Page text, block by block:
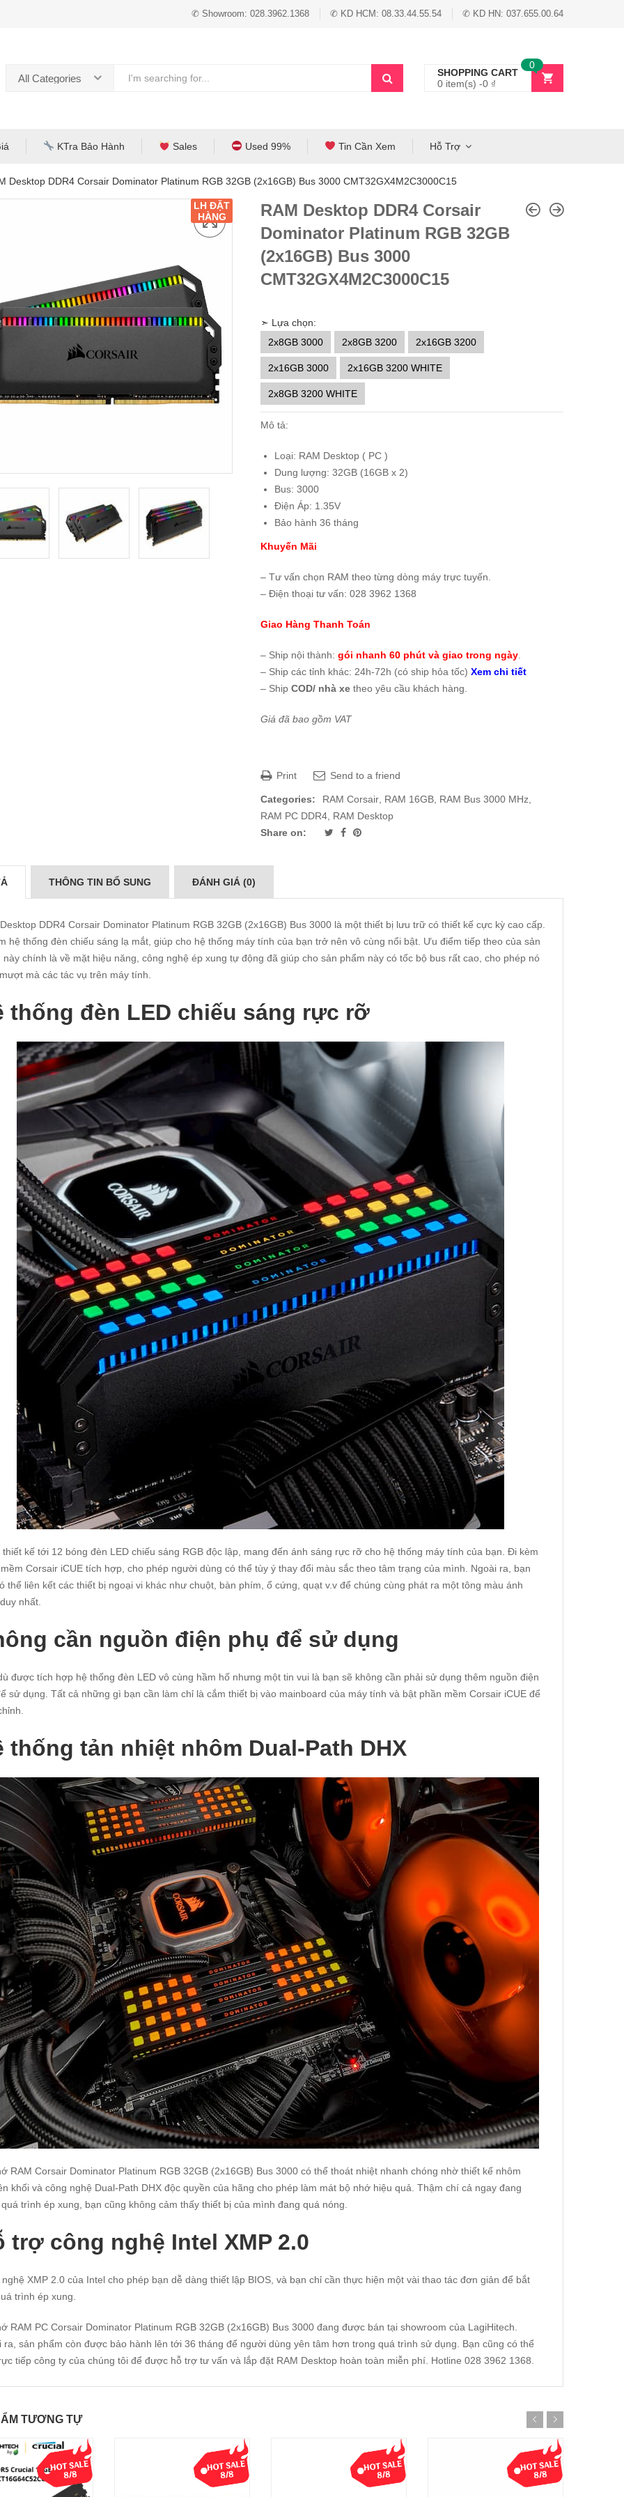
✆ Showroom: 028.3962.1368 ✆ KD HCM: 08.33.44.55.54 ✆ KD HN: 037.655.00.64
All Categories
SHOPPING CART
0 item(s) -0 ₫
0
KTra Bảo Hành Sales Used 99% Tin Cần Xem Hỗ Trợ
Desktop DDR4 Corsair Dominator Platinum RGB 32GB (2x16GB) Bus 3000 CMT32GX4M2C3000C15
LH ĐẶT
HÀNG
RAM Desktop DDR4 Corsair
Dominator Platinum RGB 32GB
(2x16GB) Bus 3000
CMT32GX4M2C3000C15
➣ Lựa chọn:
2x8GB 3000
2x8GB 3200 2x16GB 3200
2x16GB 3000 2x16GB 3200 WHITE
2x8GB 3200 WHITE
Mô tả:
Loại: RAM Desktop ( PC )
Dung lượng: 32GB (16GB x 2)
Bus: 3000
Điện Áp: 1.35V
Bảo hành 36 tháng
Khuyến Mãi
– Tư vấn chọn RAM theo từng dòng máy trực tuyến.
– Điện thoại tư vấn: 028 3962 1368
Giao Hàng Thanh Toán
– Ship nội thành: gói nhanh 60 phút và giao trong ngày
– Ship các tỉnh khác: 24h-72h (có ship hỏa tốc) Xem chi tiết
– Ship COD/ nhà xe theo yêu cầu khách hàng.
Giá đã bao gồm VAT
Print Send to a friend
Categories: RAM Corsair RAM 16GB RAM Bus 3000 MHz
RAM PC DDR4 RAM Desktop
Share on:
THÔNG TIN BỔ SUNG ĐÁNH GIÁ (0)
DDR4 Corsair Dominator Platinum RGB 32GB (2x16GB) Bus 3000 là một thiết bị lưu trữ có thiết kế cực kỳ cao cấp.
hệ thống đèn chiếu sáng lạ mắt, giúp cho hệ thống máy tính của bạn trở nên vô cùng nổi bật. Ưu điểm tiếp theo của sản
này chính là về mặt hiệu năng, công nghệ ép xung tự động đã giúp cho sản phẩm này có tốc bộ bus rất cao, cho phép nó
mà các tác vụ trên máy tính.
thống đèn LED chiếu sáng rực rỡ
kế tới 12 bóng đèn LED chiếu sáng RGB độc lập, mang đến ánh sáng rực rỡ cho hệ thống máy tính của bạn. Đi kèm
Corsair iCUE tích hợp, cho phép người dùng có thể tùy ý thay đổi màu sắc theo tâm trạng của mình. Ngoài ra, bạn
thể liên kết các thiết bị ngoại vi khác như chuột, bàn phím, ổ cứng, quạt v.v để chúng cùng phát ra một tông màu ánh
nhất.
cần nguồn điện phụ để sử dụng
được tích hợp hệ thống đèn LED vô cùng hầm hố nhưng một tin vui là bạn sẽ không cần phải sử dụng thêm nguồn điện
sử dụng. Tất cả những gì bạn cần làm chỉ là cắm thiết bị vào mainboard của máy tính và bật phần mềm Corsair iCUE để
thống tản nhiệt nhôm Dual-Path DHX
RAM Corsair Dominator Platinum RGB 32GB (2x16GB) Bus 3000 có thể thoát nhiệt nhanh chóng nhờ thiết kế nhôm
khối và công nghệ Dual-Path DHX độc quyền của hãng cho phép làm mát bộ nhớ hiệu quả. Thậm chí cả ngay đang
trình ép xung, bạn cũng không cảm thấy thiết bị của mình đang quá nóng.
trợ công nghệ Intel XMP 2.0
nghệ XMP 2.0 của Intel cho phép bạn dễ dàng thiết lập BIOS, và bạn chỉ cần thực hiện một vài thao tác đơn giản để bắt
trình ép xung.
RAM PC Corsair Dominator Platinum RGB 32GB (2x16GB) Bus 3000 đang được bán tại showroom của LagiHitech
ra, sản phẩm còn được bảo hành lên tới 36 tháng để người dùng yên tâm hơn trong quá trình sử dụng. Bạn cũng có thể
tiếp công ty của chúng tôi để được hỗ trợ tư vấn và lắp đặt RAM Desktop hoàn toàn miễn phí. Hotline 028 3962 1368.
TƯƠNG TỰ